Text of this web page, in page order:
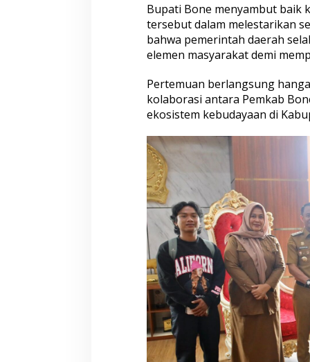
u
m
a
h
r
e
a
s
B
d
a
y
a
B
n
g
B
o
n
e
(
R
Bupati Bone menyambut baik
tersebut dalam melestarikan
bahwa pemerintah daerah
elemen masyarakat demi
Pertemuan berlangsung
kolaborasi antara Pemkab
ekosistem kebudayaan di